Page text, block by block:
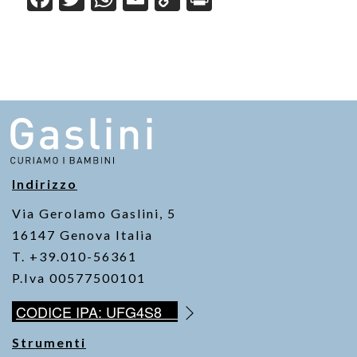
a
b
o
o
k
wi h
A
p
p
m o
Li
Indirizzo
Via Gerolamo Gaslini, 5
16147 Genova Italia
T. +39.010-56361
P.Iva 00577500101
CODICE IPA: UFG4S8
Strumenti